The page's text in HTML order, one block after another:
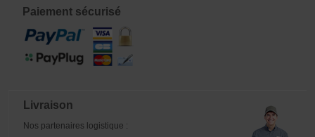
Paiement sécurisé
Livraison
Nos partenaires logistique :